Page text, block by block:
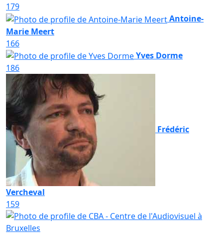
179
Antoine-
Marie Meert
166
Yves Dorme
186
Frédéric
Vercheval
159